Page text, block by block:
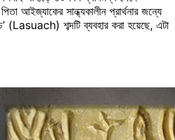
আইজ্যাকের সান্ধ্যকালীন প্রার্থনার জন্যে
(Lasuach) শব্দটি ব্যবহার করা হয়েছে, এটা